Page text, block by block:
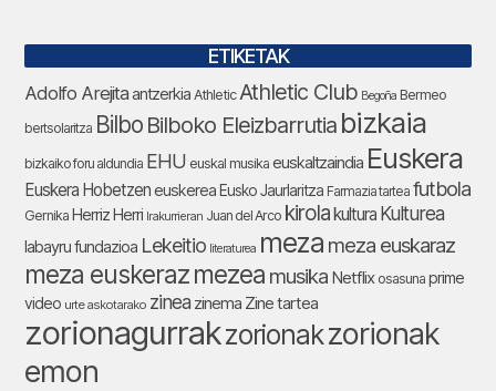
ETIKETAK
Adolfo Arejitaantzerkia Athletic Athletic Club Begoña Bermeo
bertsolaritza Bilbo Bilboko Eleizbarrutia bizkaia
bizkaiko foru aldundia EHU euskal musika euskaltzaindia Euskera
Euskera Hobetzeneuskerea Eusko Jaurlaritza Farmazia tartea futbola
Gernika Herriz Herri Irakurrieran Juan del Arco kirolakultura Kulturea
labayru fundazioa Lekeitio literaturea meza meza euskaraz
meza euskerazmezea musika Netflix osasuna prime
video urte askotarako zinea zinema Zine tartea
zorionagurrakzorionakzorionak
emon